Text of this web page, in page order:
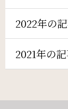
Gallery
フォトギャラ
One
宿泊
レンタカ
チェックイン
2022年の
2021年の